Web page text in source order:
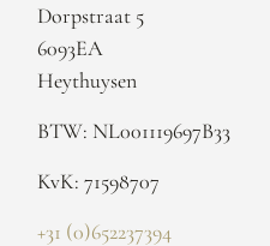
Dorpstraat 5
6093EA
Heythuysen
BTW: NL001119697B33
KvK: 71598707
+31 (0)652237394